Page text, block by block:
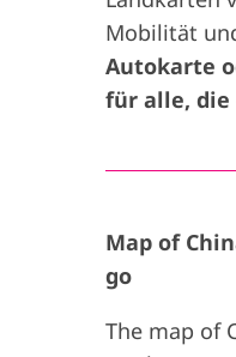
Mobilität
Autokarte
für alle, die
Map of
go
The map of